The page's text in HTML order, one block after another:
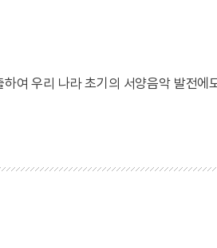
여 우리 나라 초기의 서양음악 발전에